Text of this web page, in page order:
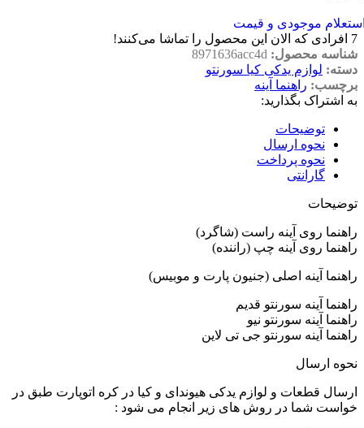
موجودی و قیمت
7 افرادی که الان این محصول را تماشا می‌کنند!
شناسه محصول: 8971636acc4d
دسته: لوازم یدکی کیا سورنتو
برچسب: راهنما آینه
به اشتراک بگذارید:
توضیحات
نحوه ارسال
نحوه پرداخت
گارانتی
توضیحات
راهنما روی آینه راست (شاگرد)
راهنما روی آینه چپ (راننده)
راهنما آینه اصلی (جنیون پارت و موبیس)
راهنما آینه سورنتو قدیم
راهنما آینه سورنتو نیو
راهنما آینه سورنتو جی تی لاین
نحوه ارسال
ارسال قطعات و لوازم یدکی هیوندای و کیا در کره اتوپارت طبق در
خواست شما در روش های زیر انجام می شود :